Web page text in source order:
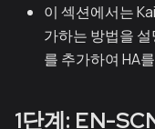
이 섹션에서는
가하는 방법을
를 추가하여 HA
1단계: EN-